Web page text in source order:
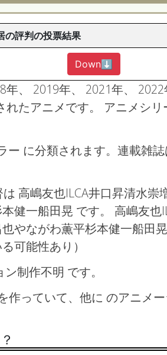
の評判の投票結果
Down⬇︎
年、 2019年、 2021年、 2022
れたアニメです。 アニメシ
ー に分類されます。連載雑
高嶋友也ILCA井口昇清水崇
健一船田晃 です。 高嶋友也
やながわ薫平杉本健一船田
可能性あり）
ン制作不明 です。
作っていて、他に のアニメ